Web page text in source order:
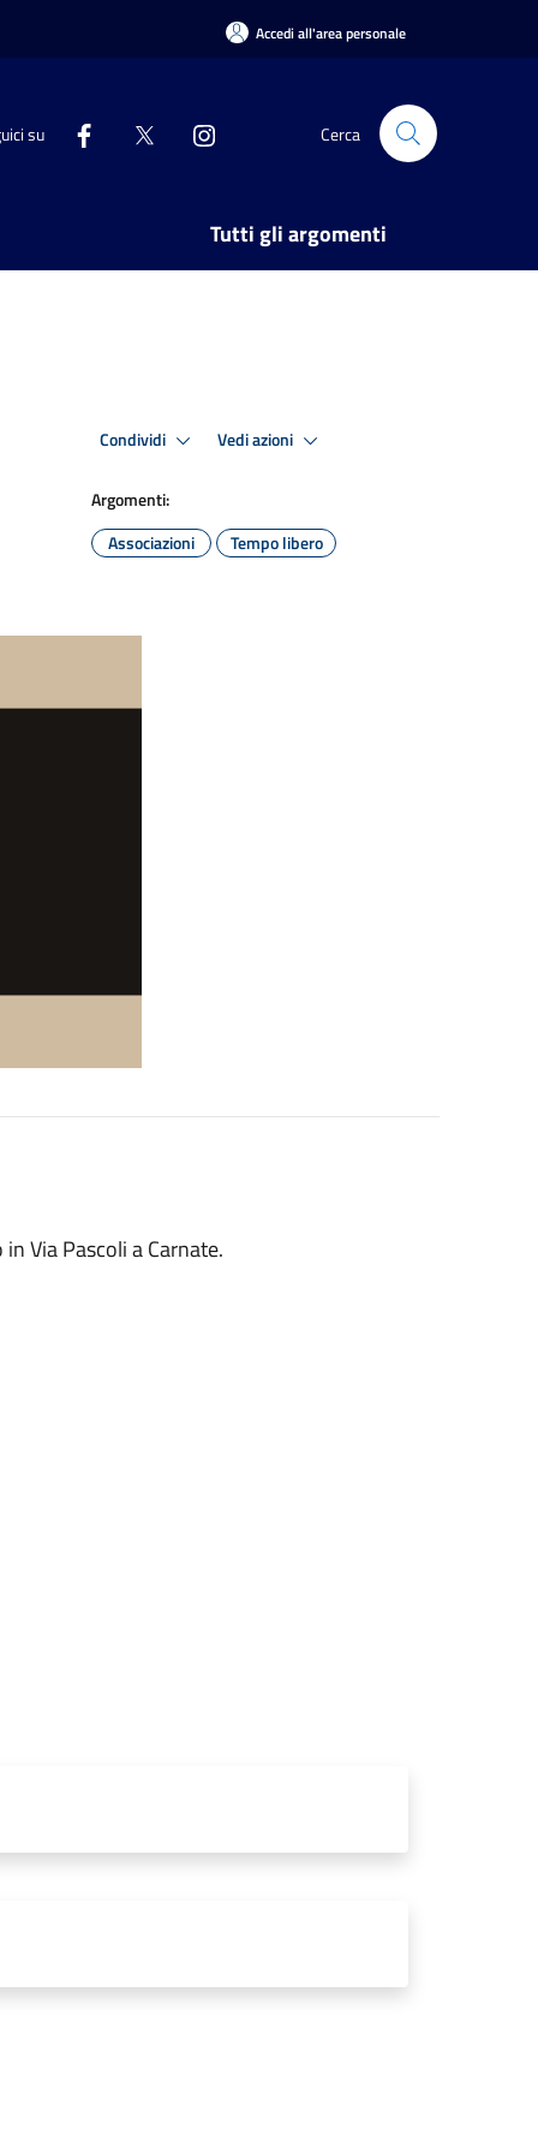
Accedi all'area personale
su Cerca
Tutti gli argomenti
Condividi Vedi azioni
Argomenti:
Associazioni
Tempo libero
Via Pascoli a Carnate.